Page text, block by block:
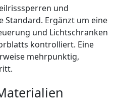
und
Standard. Ergänzt um eine
und Lichtschranken
kontrolliert. Eine
mehrpunktig,